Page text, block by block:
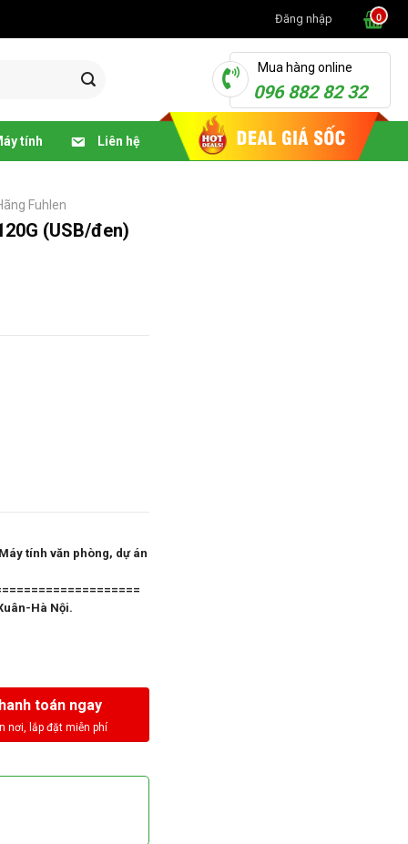
Đăng nhập
Mua hàng online
096 882 82 32
tính Liên hệ
Fuhlen
(USB/đen)
tính văn phòng, dự án
Hà Nội.
toán ngay